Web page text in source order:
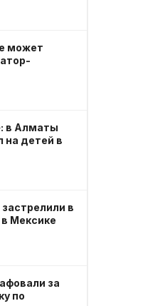
может
в Алматы
на детей в
в
Мексике
за
по